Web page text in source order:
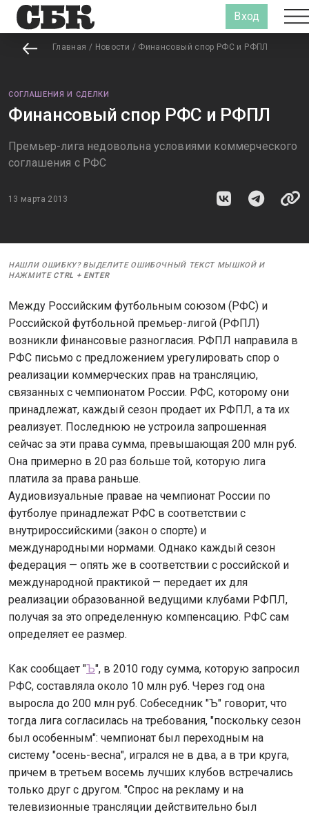
Вход
Главная / Новости / Финансовый спор РФС и РФПЛ
СОГЛАШЕНИЯ И СДЕЛКИ
Финансовый спор РФС и РФПЛ
Премьер-лига недовольна условиями коммерческого
соглашения с РФС
13 марта 2013
НАШЛИ ОШИБКУ? ВЫДЕЛИТЕ ОШИБОЧНЫЙ ТЕКСТ МЫШКОЙ И
НАЖМИТЕ CTRL + ENTER
Между Российским футбольным союзом (РФС) и
Российской футбольной премьер-лигой (РФПЛ)
возникли финансовые разногласия. РФПЛ направила в
РФС письмо с предложением урегулировать спор о
реализации коммерческих прав на трансляцию,
связанных с чемпионатом России. РФС, которому они
принадлежат, каждый сезон продает их РФПЛ, а та их
реализует. Последнюю не устроила запрошенная
сейчас за эти права сумма, превышающая 200 млн руб.
Она примерно в 20 раз больше той, которую лига
платила за права раньше.
Аудиовизуальные правае на чемпионат России по
футболуе принадлежат РФС в соответствии с
внутрироссийскими (закон о спорте) и
международными нормами. Однако каждый сезон
федерация — опять же в соответствии с российской и
международной практикой — передает их для
реализации образованной ведущими клубами РФПЛ,
получая за это определенную компенсацию. РФС сам
определяет ее размер.
Как сообщает "Ъ", в 2010 году сумма, которую запросил
РФС, составляла около 10 млн руб. Через год она
выросла до 200 млн руб. Собеседник "Ъ" говорит, что
тогда лига согласилась на требования, "поскольку сезон
был особенным": чемпионат был переходным на
систему "осень-весна", игрался не в два, а в три круга,
причем в третьем восемь лучших клубов встречались
только друг с другом. "Спрос на рекламу и на
телевизионные трансляции действительно был